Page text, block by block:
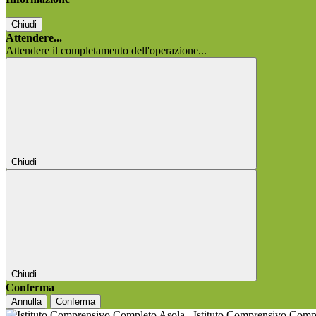
Chiudi
Attendere...
Attendere il completamento dell'operazione...
Chiudi
Chiudi
Conferma
Annulla Conferma